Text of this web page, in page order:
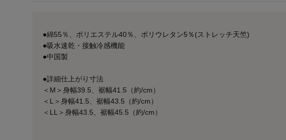
●綿55％、ポリエステル40％、ポリウレタン5％(ストレッチ天竺)
●吸水速乾・接触冷感機能
●中国製
●詳細仕上がり寸法
＜M＞身幅39.5、裾幅41.5（約/cm）
＜L＞身幅41.5、裾幅43.5（約/cm）
＜LL＞身幅43.5、裾幅45.5（約/cm）